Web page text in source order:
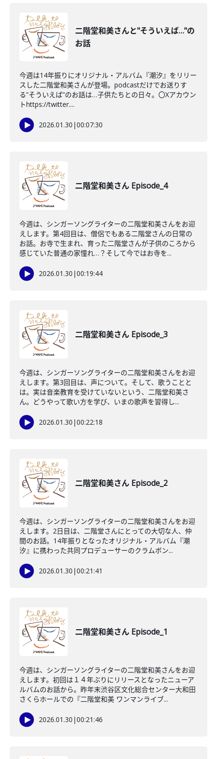
二階堂和美さんと"そういえば…"の
お話
今週は14年振りにオリジナル・アルバム『潮汐』をリリー
スした二階堂和美さんが登場。podcastだけでお送りす
る”そういえば”のお話は…子供たちとの日々。〇Xアカウン
トhttps://twitter....
2026.01.30 |00:07:30
二階堂和美さん Episode_4
今週は、シンガーソングライターの二階堂和美さんをお迎
えします。第4回目は、僧侶でもある二階堂さんの日常の
お話。お寺で生まれ、育った二階堂さんが子供のころから
感じていた普通の家憧れ…？そして今ではお寺を...
2026.01.30 |00:19:44
二階堂和美さん Episode_3
今週は、シンガーソングライターの二階堂和美さんをお迎
えします。第3回目は、声について。そして、歌うことと
は。実は音楽教育を受けていないという、二階堂和美さ
ん。どうやって歌い方を学び、いまの歌声を習得し...
2026.01.30 |00:22:18
二階堂和美さん Episode_2
今週は、シンガーソングライターの二階堂和美さんをお迎
えします。2日目は、二階堂さんにとっての大切な人、仲
間のお話。14年振りとなったオリジナル・アルバム『潮
汐』に携わった共同プロデューサーのクラムボン...
2026.01.30 |00:21:41
二階堂和美さん Episode_1
今週は、シンガーソングライターの二階堂和美さんをお迎
えします。初回は１４年ぶりにリリースとなったニューア
ルバムのお話から。昨年末渋谷区文化総合センター大和田
さくらホールでの『二階堂和美 ワンマンライブ...
2026.01.30 |00:21:46